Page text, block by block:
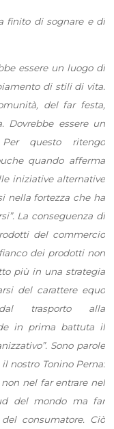
finito di sognare e di
essere un luogo di
di stili di vita.
del far festa,
Dovrebbe essere un
questo ritengo
quando afferma
iniziative alternative
nella fortezza che ha
La conseguenza di
del commercio
dei prodotti non
più in una strategia
del carattere equo
trasporto alla
in prima battuta il
Sono parole
nostro Tonino Perna:
nel far entrare nel
del mondo ma far
consumatore. Ciò